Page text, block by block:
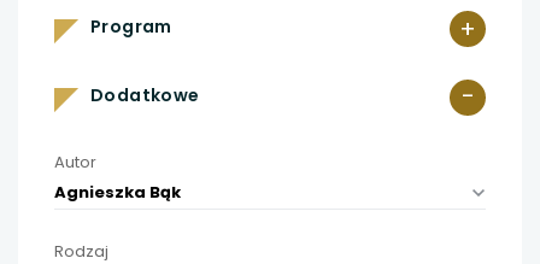
+
Program
-
Dodatkowe
Autor
Agnieszka Bąk
Rodzaj